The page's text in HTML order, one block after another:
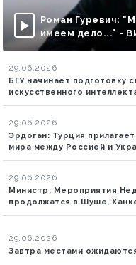
Роман Гуревич:
имеем дело..." -
29.06.2026
БГУ начинает подготовку
искусственного
29.06.2026
Эрдоган: Турция
мира между Россией и
29.06.2026
Министр: Мероприятия
продолжатся в Шуше,
29.06.2026
Завтра местами